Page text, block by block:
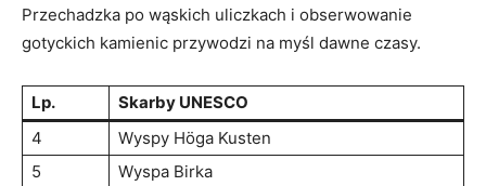
Przechadzka⁤ po‍ wąskich⁣ uliczkach i obserwowanie‌
gotyckich​ kamienic ‌przywodzi ‌na myśl dawne czasy.
Lp.
Skarby UNESCO
4
Wyspy Höga Kusten
5
Wyspa⁣ Birka